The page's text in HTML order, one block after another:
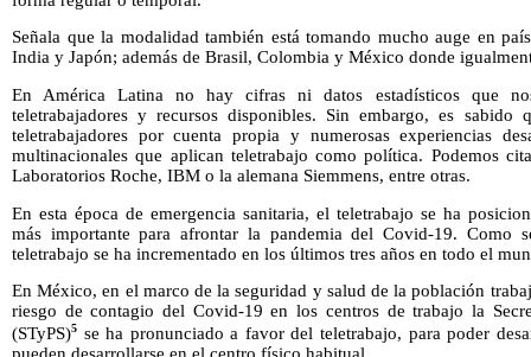
Señala que la modalidad también está tomando mucho auge en
India y Japón; además de Brasil, Colombia y México donde
En América Latina no hay cifras ni datos estadísticos que
teletrabajadores y recursos disponibles. Sin embargo, es sabido
teletrabajadores por cuenta propia y numerosas experiencias
multinacionales que aplican teletrabajo como política. Podemos
Laboratorios Roche, IBM o la alemana Siemmens, entre otras.
En esta época de emergencia sanitaria, el teletrabajo se ha
más importante para afrontar la pandemia del Covid-19. Como
teletrabajo se ha incrementado en los últimos tres años en todo el
En México, en el marco de la seguridad y salud de la población
riesgo de contagio del Covid-19 en los centros de trabajo la
(STyPS)5 se ha pronunciado a favor del teletrabajo, para poder